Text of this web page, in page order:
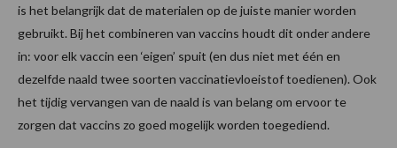
is het belangrijk dat de materialen op de juiste manier worden
gebruikt. Bij het combineren van vaccins houdt dit onder andere
in: voor elk vaccin een ‘eigen’ spuit (en dus niet met één en
dezelfde naald twee soorten vaccinatievloeistof toedienen). Ook
het tijdig vervangen van de naald is van belang om ervoor te
zorgen dat vaccins zo goed mogelijk worden toegediend.